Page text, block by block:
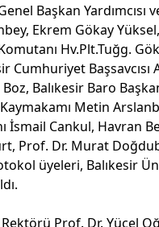
Başkan Yardımcısı
Ekrem Gökay
Hv.Plt.Tuğg.
Cumhuriyet Başsavcısı
Balıkesir Baro
Metin
İsmail Cankul, Havran
Prof. Dr. Murat
üyeleri, Balıkesir
Prof. Dr. Yücel